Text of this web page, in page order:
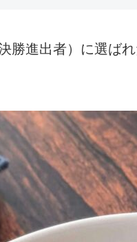
勝進出者）に選ば